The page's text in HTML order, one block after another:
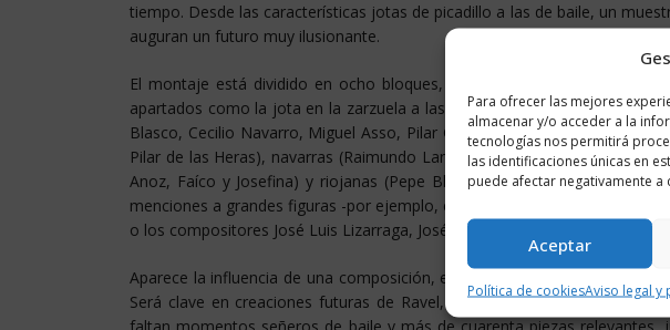
Para ofrecer las mejores
almacenar y/o acceder a la
tecnologías nos permitirá
las identificaciones únicas en
puede afectar negativamente a
Aceptar
Política de cookiesAviso legal y
tiempo. Desde las características jotas de picadillo a las de baile, un
auguran un futuro muy ilusionante.
El montaje está dividido en ocho bloques, siendo una voz en off la
apartados como la jota en la zarzuela a las grandes voces aragonesas
Blasco, Cecilio Navarro, Miguel Asso, Pilar Gascón, Pascuala Perié, José
Pilar de las Heras), navarras (Raimundo Lanas, Los Pajes de la Jota
Anoz, Faíco y Josefina) y riojanas (Pepe Blanco, Purita Ugalde “La
menciones a grandes figuras -por ejemplo, en Navarra- como el tenor
o los compositores José Luis Lizarraga, José Menéndez de Esteban, Pedro
Aparece la influencia de una composición, en el siglo XIX, como la “Nueva
Será clave en creaciones futuras de Ravel, Bizet, Lizst, Glinka,